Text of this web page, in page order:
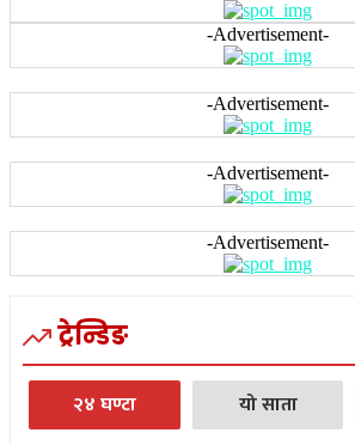
-Advertisement-
-Advertisement-
-Advertisement-
-Advertisement-
ट्रेन्डिङ
२४ घण्टा यो साता